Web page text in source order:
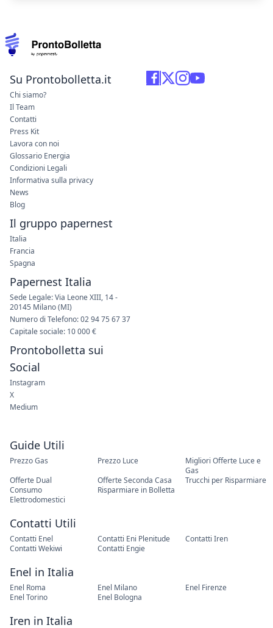
Guide Utili
Prezzo Gas Prezzo Luce
Migliori Offerte Luce e
Gas
Offerte Dual
Offerte Seconda Casa
Trucchi per Risparmiare
Consumo
Elettrodomestici
Risparmiare in Bolletta
Contatti Utili
Contatti Enel Contatti Eni Plenitude
Contatti Iren
Contatti Wekiwi
Contatti Engie
Enel in Italia
Enel Roma Enel Milano
Enel Firenze
Enel Torino
Enel Bologna
Iren in Italia
Su Prontobolletta.it
Chi siamo?
Il Team
Contatti
Press Kit
Lavora con noi
Glossario Energia
Condizioni Legali
Informativa sulla privacy
News
Blog
Il gruppo papernest
Italia
Francia
Spagna
Papernest Italia
Sede Legale: Via Leone XIII, 14 -
20145 Milano (MI)
Numero di Telefono: 02 94 75 67 37
Capitale sociale: 10 000 €
Prontobolletta sui
Social
Instagram
X
Medium